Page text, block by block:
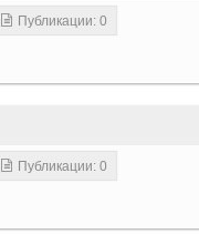
Публикации: 0
Публикации: 0